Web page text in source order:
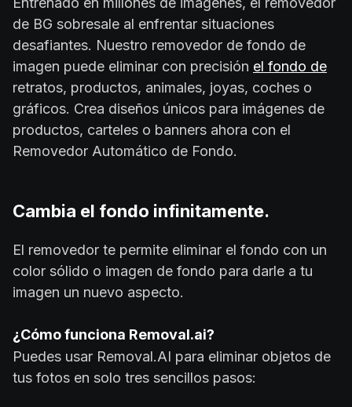
de BG sobresale al enfrentar situaciones
desafiantes. Nuestro removedor de fondo de
imagen puede eliminar con precisión el fondo de
retratos, productos, animales, joyas, coches o
gráficos. Crea diseños únicos para imágenes de
productos, carteles o banners ahora con el
Removedor Automático de Fondo.
Cambia el fondo infinitamente.
El removedor te permite eliminar el fondo con un
color sólido o imagen de fondo para darle a tu
imagen un nuevo aspecto.
¿Cómo funciona Removal.ai?
Puedes usar Removal.AI para eliminar objetos de
tus fotos en solo tres sencillos pasos: